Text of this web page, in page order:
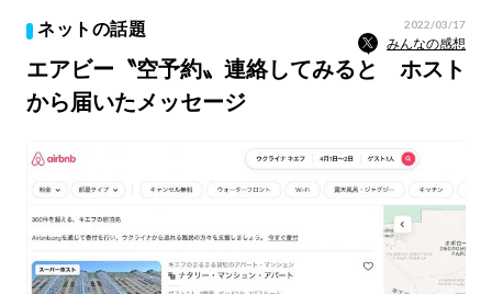
ネットの話題 2022/03/17
みんなの感想
エアビー〝空予約〟連絡してみると ホスト
から届いたメッセージ